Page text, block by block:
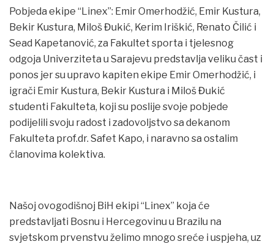
Pobjeda ekipe “Linex”: Emir Omerhodžić, Emir Kustura,
Bekir Kustura, Miloš Đukić, Kerim Iriškić, Renato Čilić i
Sead Kapetanović, za Fakultet sporta i tjelesnog
odgoja Univerziteta u Sarajevu predstavlja veliku čast i
ponos jer su upravo kapiten ekipe Emir Omerhodžić, i
igrači Emir Kustura, Bekir Kustura i Miloš Đukić
studenti Fakulteta, koji su poslije svoje pobjede
podijelili svoju radost i zadovoljstvo sa dekanom
Fakulteta prof.dr. Safet Kapo, i naravno sa ostalim
članovima kolektiva.
Našoj ovogodišnoj BiH ekipi “Linex” koja će
predstavljati Bosnu i Hercegovinu u Brazilu na
svjetskom prvenstvu želimo mnogo sreće i uspjeha, uz